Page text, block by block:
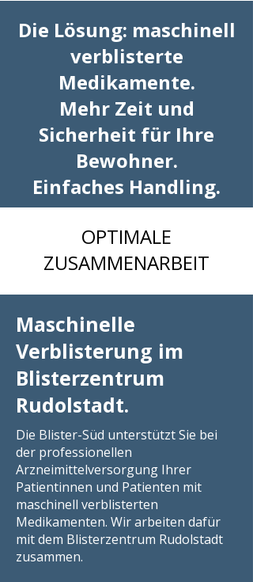
Die Lösung: maschinell
verblisterte
Medikamente.
Mehr Zeit und
Sicherheit für Ihre
Bewohner.
Einfaches Handling.
OPTIMALE
ZUSAMMENARBEIT
Maschinelle
Verblisterung im
Blisterzentrum
Rudolstadt.
Die Blister-Süd unterstützt Sie bei
der professionellen
Arzneimittelversorgung Ihrer
Patientinnen und Patienten mit
maschinell verblisterten
Medikamenten. Wir arbeiten dafür
mit dem Blisterzentrum Rudolstadt
zusammen.